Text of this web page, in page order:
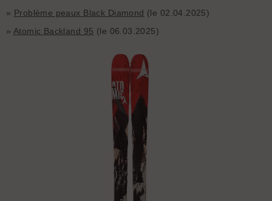
» Problème peaux Black Diamond (le 02.04.2025)
» Atomic Backland 95 (le 06.03.2025)